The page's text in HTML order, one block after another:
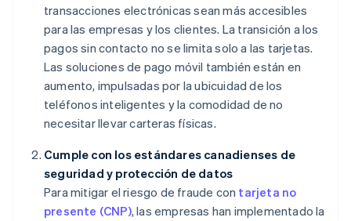
transacciones electrónicas sean más accesibles
para las empresas y los clientes. La transición a los
pagos sin contacto no se limita solo a las tarjetas.
Las soluciones de pago móvil también están en
aumento, impulsadas por la ubicuidad de los
teléfonos inteligentes y la comodidad de no
necesitar llevar carteras físicas.
Cumple con los estándares canadienses de
seguridad y protección de datos
Para mitigar el riesgo de fraude con tarjeta no
presente (CNP), las empresas han implementado la